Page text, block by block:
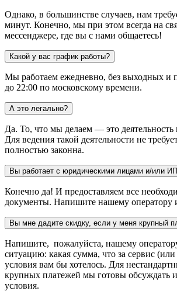
Однако, в большинстве случаев, нам
минут. Конечно, мы при этом всегда на
мессенджере, где вы с нами общаетесь!
Какой у вас график работы?
Мы работаем ежедневно, без выходных и
до 22:00 по московскому времени.
А это легально?
Да. То, что мы делаем — это деятельность
Для ведения такой деятельности не
полностью законна.
Вы работает с юридическими лицами и/или
Конечно да! И предоставляем все
документы. Напишите нашему оператору
Вы мне дадите скидку, если у меня крупный
Напишите, пожалуйста, нашему
ситуацию: какая сумма, что за сервис
условия вам бы хотелось. Для
крупных платежей мы готовы обсуждать
условия.